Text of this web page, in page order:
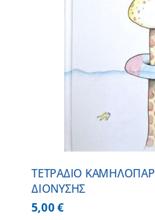
ΤΕΤΡΑΔΙΟ
ΔΙΟΝΥΣΗΣ
5,00€